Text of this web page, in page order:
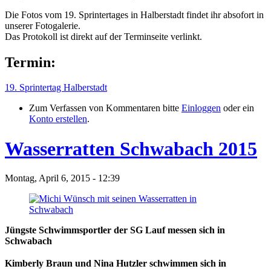
Die Fotos vom 19. Sprintertages in Halberstadt findet ihr absofort in
unserer Fotogalerie.
Das Protokoll ist direkt auf der Terminseite verlinkt.
Termin:
19. Sprintertag Halberstadt
Zum Verfassen von Kommentaren bitte Einloggen oder ein
Konto erstellen.
Wasserratten Schwabach 2015
Montag, April 6, 2015 - 12:39
Jüngste Schwimmsportler der SG Lauf messen sich in
Schwabach
Kimberly Braun und Nina Hutzler schwimmen sich in